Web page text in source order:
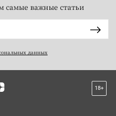
самые важные статьи
данных
18+